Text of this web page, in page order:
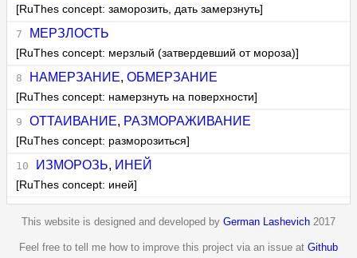
[RuThes concept: заморозить, дать замерзнуть]
МЕРЗЛОСТЬ
[RuThes concept: мерзлый (затвердевший от мороза)]
НАМЕРЗАНИЕ, ОБМЕРЗАНИЕ
[RuThes concept: намерзнуть на поверхности]
ОТТАИВАНИЕ, РАЗМОРАЖИВАНИЕ
[RuThes concept: разморозиться]
ИЗМОРОЗЬ, ИНЕЙ
[RuThes concept: иней]
This website is designed and developed by German Lashevich 2017
Feel free to tell me how to improve this project via an issue at Github